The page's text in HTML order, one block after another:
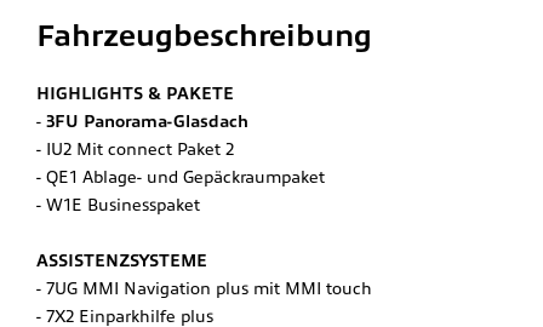
Fahrzeugbeschreibung
HIGHLIGHTS & PAKETE
3FU Panorama-Glasdach
IU2 Mit connect Paket 2
QE1 Ablage- und Gepäckraumpaket
W1E Businesspaket
ASSISTENZSYSTEME
7UG MMI Navigation plus mit MMI touch
7X2 Einparkhilfe plus